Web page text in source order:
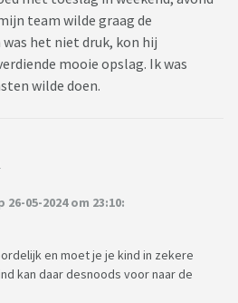
team wilde graag de
het niet druk, kon hij
mooie opslag. Ik was
wilde doen.
05-2024 om 23:10:
en moet je je kind in zekere
kan daar desnoods voor naar de